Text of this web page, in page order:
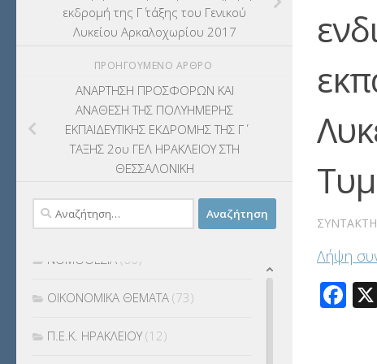
Λήψη
εκδρομή της Γ΄ τάξης του Γενικού
Λυκείου Αρκαλοχωρίου 2017
ΠΡΟΗΓΟΎΜΕΝΟ ΆΡΘΡΟ
ΑΝΑΡΤΗΣΗ ΠΡΟΣΦΟΡΩΝ ΚΑΙ
ΑΝΑΘΕΣΗ ΤΗΣ ΠΟΛΥΗΜΕΡΗΣ
ΕΚΠΑΙΔΕΥΤΙΚΗΣ ΕΚΔΡΟΜΗΣ ΤΗΣ Γ΄
ΤΑΞΗΣ 2oυ ΓΕΛ ΗΡΑΚΛΕΙΟΥ ΣΤΗ
ΘΕΣΣΑΛΟΝΙΚΗ
Αναζήτηση
για:
ΠΛΗΡΟΦΟΡΙΚΗΣ(12)
ΜΑΘΗΤΕΙΑ(275)
ΜΕΤΑΘΕΣΕΙΣ-ΤΟΠΟΘΕΤΗΣΕΙΣ
ΒΕΛΤΙΩΣΕΙΣ(319)
ΜΕΤΑΦΟΡΑ ΜΑΘΗΤΩΝ
ΝΟΜΟΘΕΣΙΑ (66)
ΟΙΚΟΝΟΜΙΚΑ ΘΕΜΑΤΑ (73)
Π.Ε.Κ. ΗΡΑΚΛΕΙΟΥ(12)